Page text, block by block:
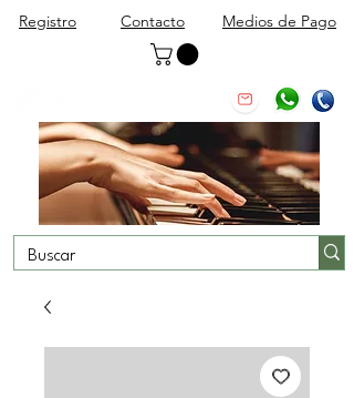
Registro Contacto Medios de Pago